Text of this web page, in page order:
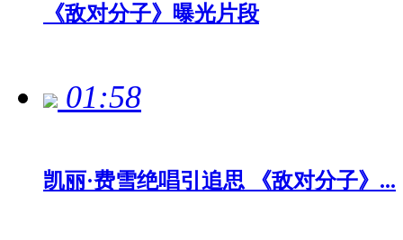
《敌对分子》曝光片段
01:58
凯丽·费雪绝唱引追思 《敌对分子》...